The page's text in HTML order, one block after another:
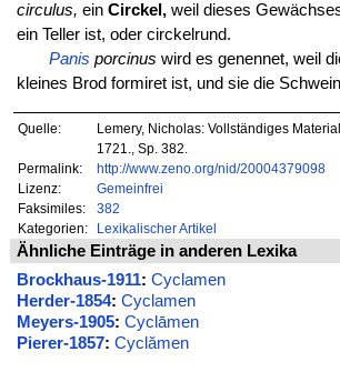
circulus, ein Circkel,weil dieses
ein Teller ist, oder circkelrund.
Panis porcinus wird es genennet, weil
kleines Brod formiret ist, und sie die
Quelle:
Lemery, Nicholas: Vollständiges
1721., Sp. 382.
Permalink:
http://www.zeno.org/nid/20004379098
Lizenz:
Gemeinfrei
Faksimiles:
382
Kategorien:
Lexikalischer Artikel
Ähnliche Einträge in anderen Lexika
Brockhaus-1911: Cyclamen
Herder-1854: Cyclamen
Meyers-1905: Cyclāmen
Pierer-1857: Cyclămen